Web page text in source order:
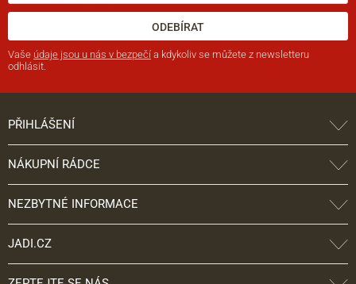
ODEBÍRAT
Vaše údaje jsou u nás v bezpečí a kdykoliv se můžete z newsletteru
odhlásit.
PŘIHLÁŠENÍ
NÁKUPNÍ RÁDCE
NEZBYTNÉ INFORMACE
JADI.CZ